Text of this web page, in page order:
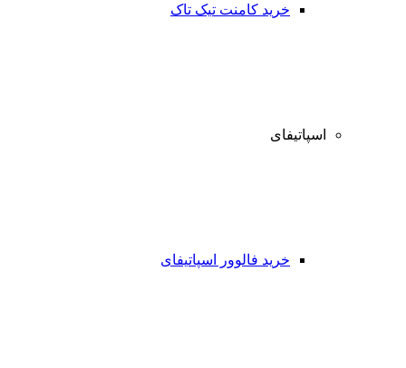
خرید کامنت تیک تاک
اسپاتیفای
خرید فالوور اسپاتیفای